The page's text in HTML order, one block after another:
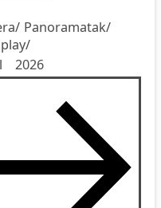
Panoramatak/
2026